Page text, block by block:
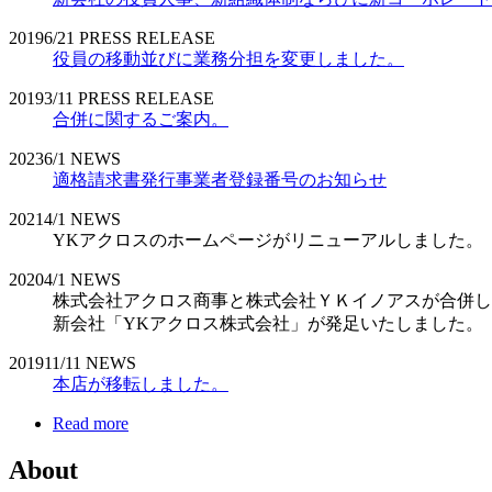
20196/21 PRESS RELEASE
役員の移動並びに業務分担を変更しました。
20193/11 PRESS RELEASE
合併に関するご案内。
20236/1 NEWS
適格請求書発行事業者登録番号のお知らせ
20214/1 NEWS
YKアクロスのホームページがリニューアルしました。
20204/1 NEWS
株式会社アクロス商事と株式会社ＹＫイノアスが合併
新会社「YKアクロス株式会社」が発足いたしました。
201911/11 NEWS
本店が移転しました。
Read more
About